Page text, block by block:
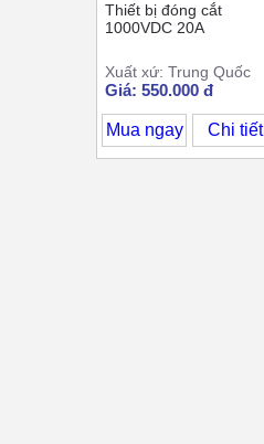
Thiết bị đóng cắt
1000VDC 20A
Xuất xứ: Trung Quốc
Giá: 550.000 đ
Mua ngay Chi tiết